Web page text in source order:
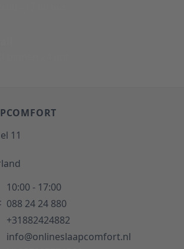
11
10:00 - 17:00
088 24 24 880
+31882424882
info@onlineslaapcomfort.nl